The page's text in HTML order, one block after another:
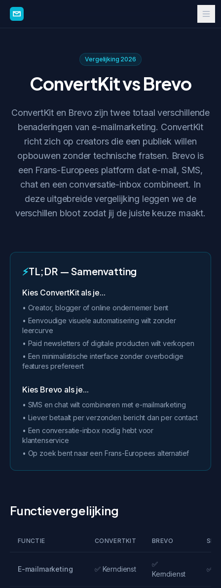
Vergelijking 2026
ConvertKit vs Brevo
ConvertKit en Brevo zijn twee totaal verschillende
benaderingen van e-mailmarketing. ConvertKit
richt zich op creators die een publiek willen
opbouwen zonder technische fratsen. Brevo is
een Frans-Europees platform dat e-mail, SMS,
chat en een conversatie-inbox combineert. In
deze uitgebreide vergelijking leggen we de
verschillen bloot zodat jij de juiste keuze maakt.
⚡TL;DR — Samenvatting
Kies ConvertKit als je...
• Creator, blogger of online ondernemer bent
• Eenvoudige visuele automatisering wilt zonder
leercurve
• Paid newsletters of digitale producten wilt verkopen
• Een minimalistische interface zonder overbodige
features prefereert
Kies Brevo als je...
• SMS en chat wilt combineren met e-mailmarketing
• Liever betaalt per verzonden bericht dan per contact
• Een conversatie-inbox nodig hebt voor
klantenservice
• Op zoek bent naar een Frans-Europees alternatief
Functievergelijking
FUNCTIE CONVERTKIT BREVO
E-mailmarketing ✅ Kerndienst
✅
Kerndienst
✅